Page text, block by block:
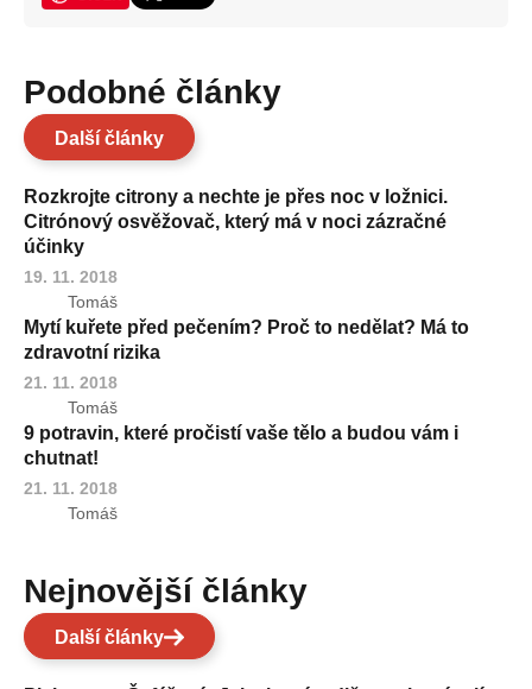
Podobné články
Další články
Rozkrojte citrony a nechte je přes noc v ložnici.
Citrónový osvěžovač, který má v noci zázračné
účinky
19. 11. 2018
Tomáš
Mytí kuřete před pečením? Proč to nedělat? Má to
zdravotní rizika
21. 11. 2018
Tomáš
9 potravin, které pročistí vaše tělo a budou vám i
chutnat!
21. 11. 2018
Tomáš
Nejnovější články
Další články